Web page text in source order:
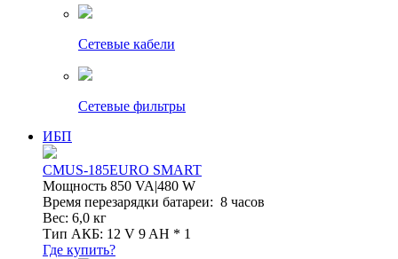
Сетевые кабели
Сетевые фильтры
ИБП
CMUS-185EURO SMART
Мощность 850 VA|480 W
Время перезарядки батареи: 8 часов
Вес: 6,0 кг
Тип АКБ: 12 V 9 AH * 1
Где купить?